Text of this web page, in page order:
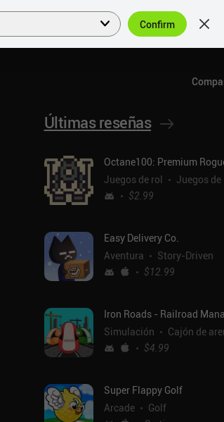
ES
Últimas reseñas
Juegos de rol
Juegos de
$2.99
Easy Delivery Co.
Aventura
Story-Driven
$12.99
Simulación
Cajón de
$4.99
Super Flappy Golf
Arcade
Golf
Confirm